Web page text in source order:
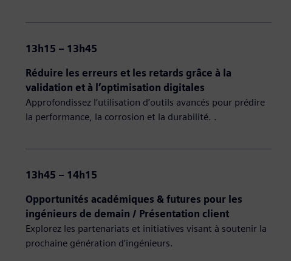
13h15 – 13h45
Réduire les erreurs et les retards grâce à la
validation et à l’optimisation digitales
Approfondissez l’utilisation d’outils avancés pour prédire
la performance, la corrosion et la durabilité. .
13h45 – 14h15
Opportunités académiques & futures pour les
ingénieurs de demain / Présentation client
Explorez les partenariats et initiatives visant à soutenir la
prochaine génération d’ingénieurs.